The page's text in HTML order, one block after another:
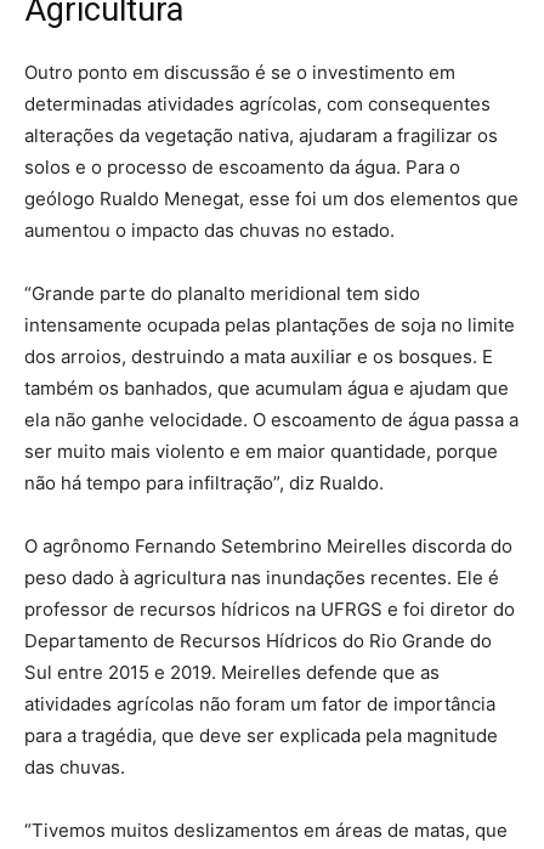
Agricultura
Outro ponto em discussão é se o investimento em
determinadas atividades agrícolas, com consequentes
alterações da vegetação nativa, ajudaram a fragilizar os
solos e o processo de escoamento da água. Para o
geólogo Rualdo Menegat, esse foi um dos elementos que
aumentou o impacto das chuvas no estado.
“Grande parte do planalto meridional tem sido
intensamente ocupada pelas plantações de soja no limite
dos arroios, destruindo a mata auxiliar e os bosques. E
também os banhados, que acumulam água e ajudam que
ela não ganhe velocidade. O escoamento de água passa a
ser muito mais violento e em maior quantidade, porque
não há tempo para infiltração”, diz Rualdo.
O agrônomo Fernando Setembrino Meirelles discorda do
peso dado à agricultura nas inundações recentes. Ele é
professor de recursos hídricos na UFRGS e foi diretor do
Departamento de Recursos Hídricos do Rio Grande do
Sul entre 2015 e 2019. Meirelles defende que as
atividades agrícolas não foram um fator de importância
para a tragédia, que deve ser explicada pela magnitude
das chuvas.
“Tivemos muitos deslizamentos em áreas de matas, que